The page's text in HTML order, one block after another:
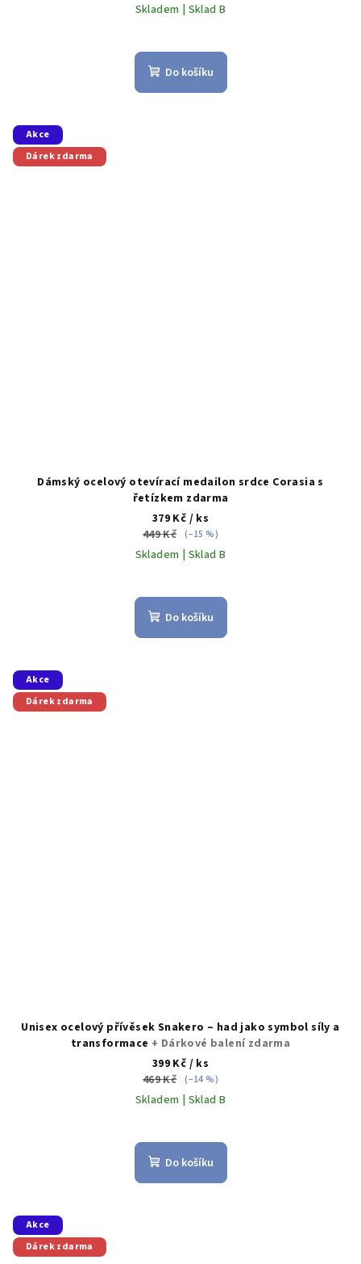
Skladem | Sklad B
Do košíku
Akce
Dárek zdarma
Dámský ocelový otevírací medailon srdce Corasia s
řetízkem zdarma
379 Kč / ks
449 Kč (–15 %)
Skladem | Sklad B
Do košíku
Akce
Dárek zdarma
Unisex ocelový přívěsek Snakero – had jako symbol síly a
transformace + Dárkové balení zdarma
399 Kč / ks
469 Kč (–14 %)
Skladem | Sklad B
Do košíku
Akce
Dárek zdarma